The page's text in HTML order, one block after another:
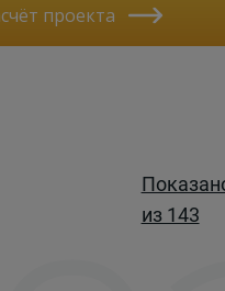
проекта
из 143